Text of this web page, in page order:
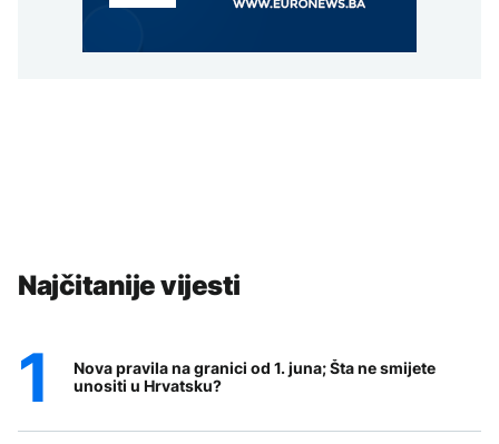
Najčitanije vijesti
Nova pravila na granici od 1. juna; Šta ne smijete
unositi u Hrvatsku?